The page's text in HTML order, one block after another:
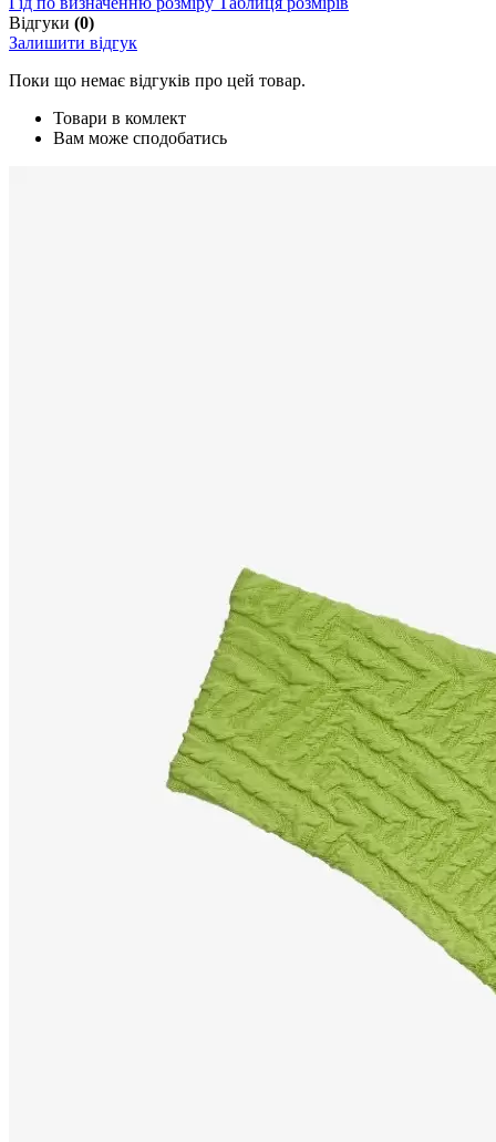
Відгуки (0)
Залишити відгук
Поки що немає відгуків про цей товар.
Товари в комлект
Вам може сподобатись